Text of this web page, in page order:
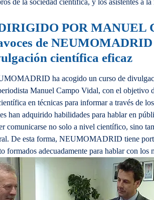
de la sociedad científica, y los asistentes a la
POR MANUEL
de
científica eficaz
ha acogido un curso de
Manuel Campo Vidal, con el objetivo
en técnicas para informar a través de
han adquirido habilidades para hablar en
comunicarse no solo a nivel científico, sino
De esta forma, NEUMOMADRID tiene
formados adecuadamente para hablar con los